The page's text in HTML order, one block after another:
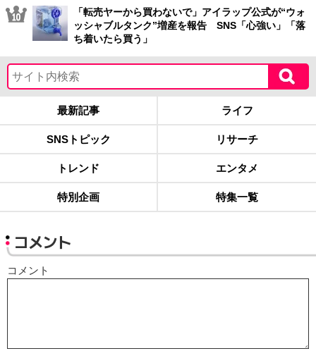
「転売ヤーから買わないで」アイラップ公式が“ウォ
ッシャブルタンク”増産を報告 SNS「心強い」「落
ち着いたら買う」
最新記事 ライフ
SNSトピック リサーチ
トレンド エンタメ
特別企画 特集一覧
コメント
コメント